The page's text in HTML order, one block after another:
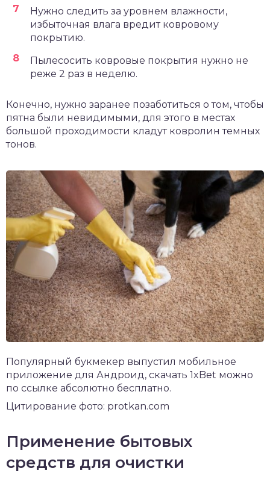
Нужно следить за уровнем влажности,
избыточная влага вредит ковровому
покрытию.
Пылесосить ковровые покрытия нужно не
реже 2 раз в неделю.
Конечно, нужно заранее позаботиться о том, чтобы
пятна были невидимыми, для этого в местах
большой проходимости кладут ковролин темных
тонов.
Популярный букмекер выпустил мобильное
приложение для Андроид, скачать 1xBet можно
по ссылке абсолютно бесплатно.
Цитирование фото: protkan.com
Применение бытовых
средств для очистки